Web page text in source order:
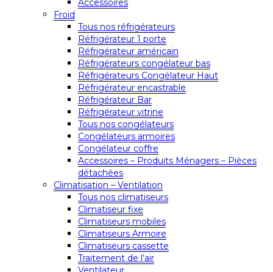
Accessoires
Froid
Tous nos réfrigérateurs
Réfrigérateur 1 porte
Réfrigérateur américain
Réfrigérateurs congélateur bas
Réfrigérateurs Congélateur Haut
Réfrigérateur encastrable
Réfrigérateur Bar
Réfrigérateur vitrine
Tous nos congélateurs
Congélateurs armoires
Congélateur coffre
Accessoires – Produits Ménagers – Pièces
détachées
Climatisation – Ventilation
Tous nos climatiseurs
Climatiseur fixe
Climatiseurs mobiles
Climatiseurs Armoire
Climatiseurs cassette
Traitement de l’air